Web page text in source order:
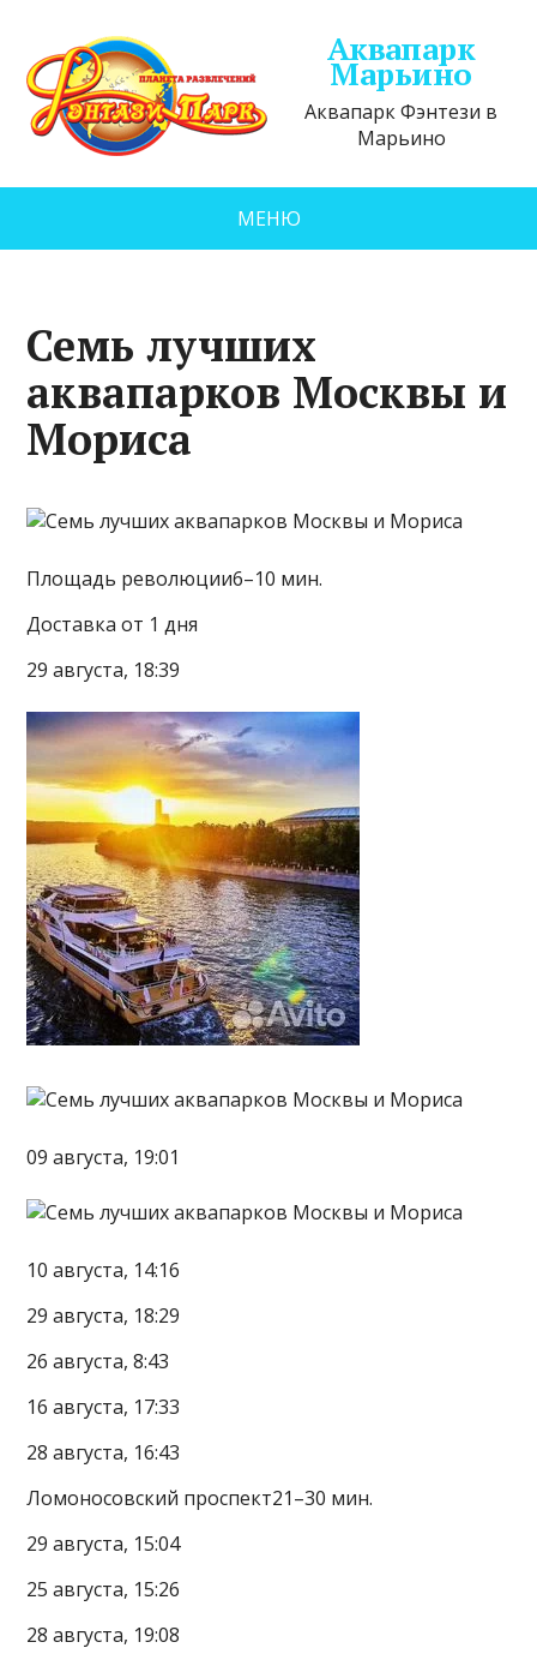
Аквапарк
Марьино
Аквапарк Фэнтези в
Марьино
МЕНЮ
Семь лучших
аквапарков Москвы и
Мориса
Площадь революции6–10 мин.
Доставка от 1 дня
29 августа, 18:39
09 августа, 19:01
10 августа, 14:16
29 августа, 18:29
26 августа, 8:43
16 августа, 17:33
28 августа, 16:43
Ломоносовский проспект21–30 мин.
29 августа, 15:04
25 августа, 15:26
28 августа, 19:08